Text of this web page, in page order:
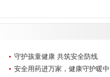
守护孩童健康 共筑安全防线
安全用药进万家，健康守护暖中